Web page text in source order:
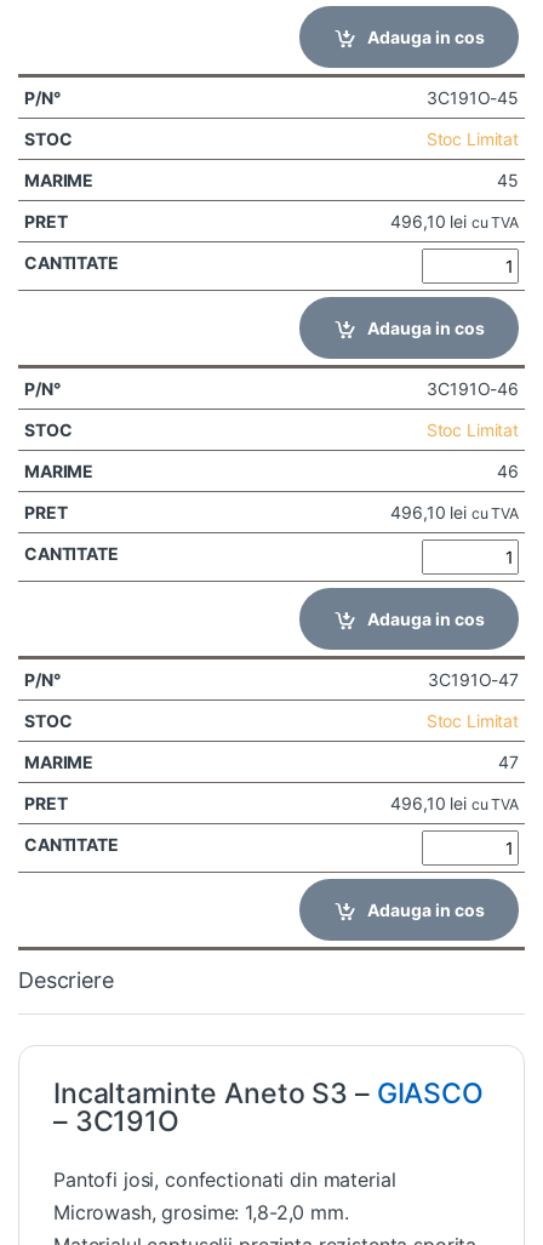
Adauga in cos
3C191O-45
Stoc Limitat
45
496,10 lei cu TVA
Adauga in cos
3C191O-46
Stoc Limitat
46
496,10 lei cu TVA
Adauga in cos
3C191O-47
Stoc Limitat
47
496,10 lei cu TVA
Adauga in cos
Descriere
Incaltaminte Aneto S3 – GIASCO
– 3C191O
Pantofi josi, confectionati din material
Microwash, grosime: 1,8-2,0 mm.